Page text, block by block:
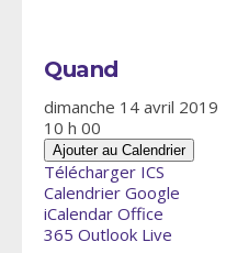
Quand
dimanche 14 avril 2019
10 h 00
Ajouter au Calendrier
Télécharger ICS
Calendrier Google
iCalendar Office
365 Outlook Live